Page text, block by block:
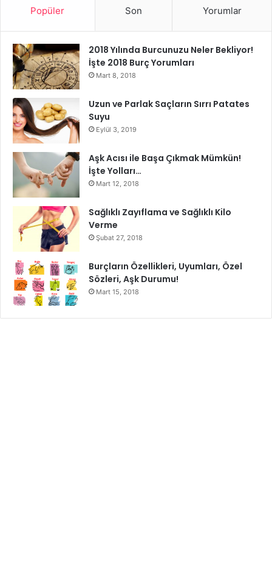
Popüler Son Yorumlar
2018 Yılında Burcunuzu Neler Bekliyor!
İşte 2018 Burç Yorumları
Mart 8, 2018
Uzun ve Parlak Saçların Sırrı Patates
Suyu
Eylül 3, 2019
Aşk Acısı ile Başa Çıkmak Mümkün!
İşte Yolları…
Mart 12, 2018
Sağlıklı Zayıflama ve Sağlıklı Kilo
Verme
Şubat 27, 2018
Burçların Özellikleri, Uyumları, Özel
Sözleri, Aşk Durumu!
Mart 15, 2018